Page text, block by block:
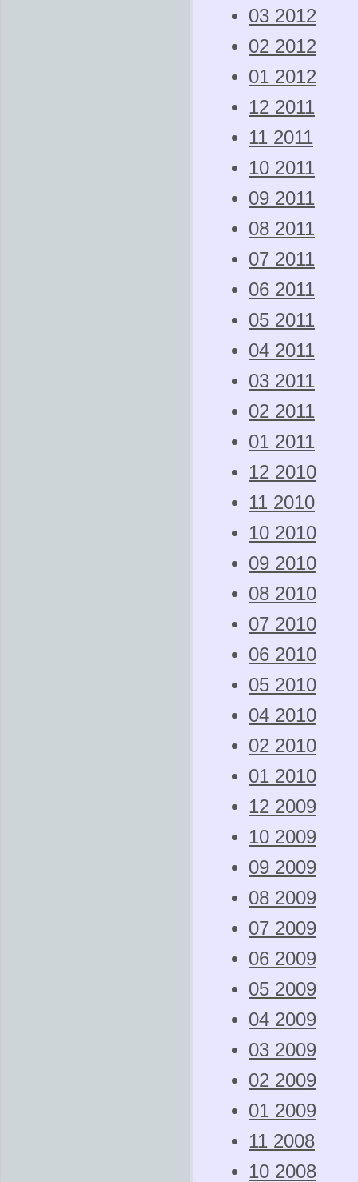
03 2012
02 2012
01 2012
12 2011
11 2011
10 2011
09 2011
08 2011
07 2011
06 2011
05 2011
04 2011
03 2011
02 2011
01 2011
12 2010
11 2010
10 2010
09 2010
08 2010
07 2010
06 2010
05 2010
04 2010
02 2010
01 2010
12 2009
10 2009
09 2009
08 2009
07 2009
06 2009
05 2009
04 2009
03 2009
02 2009
01 2009
11 2008
10 2008